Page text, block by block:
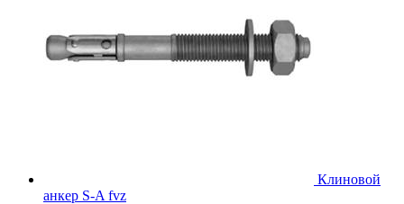
Клиновой
анкер S-A fvz